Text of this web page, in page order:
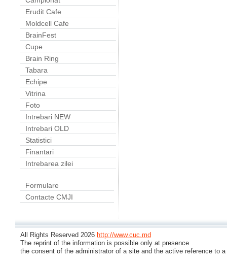
Erudit Cafe
Moldcell Cafe
BrainFest
Cupe
Brain Ring
Tabara
Echipe
Vitrina
Foto
Intrebari NEW
Intrebari OLD
Statistici
Finantari
Intrebarea zilei
Formulare
Contacte CMJI
All Rights Reserved 2026 http://www.cuc.md
The reprint of the information is possible only at presence
the consent of the administrator of a site and the active reference to